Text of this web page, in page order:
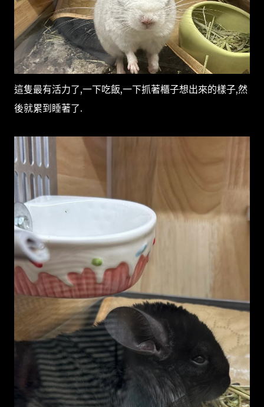
這隻最有活力了,一下吃飯,一下抓著櫃子想出來的樣子,然
後就累到睡著了.